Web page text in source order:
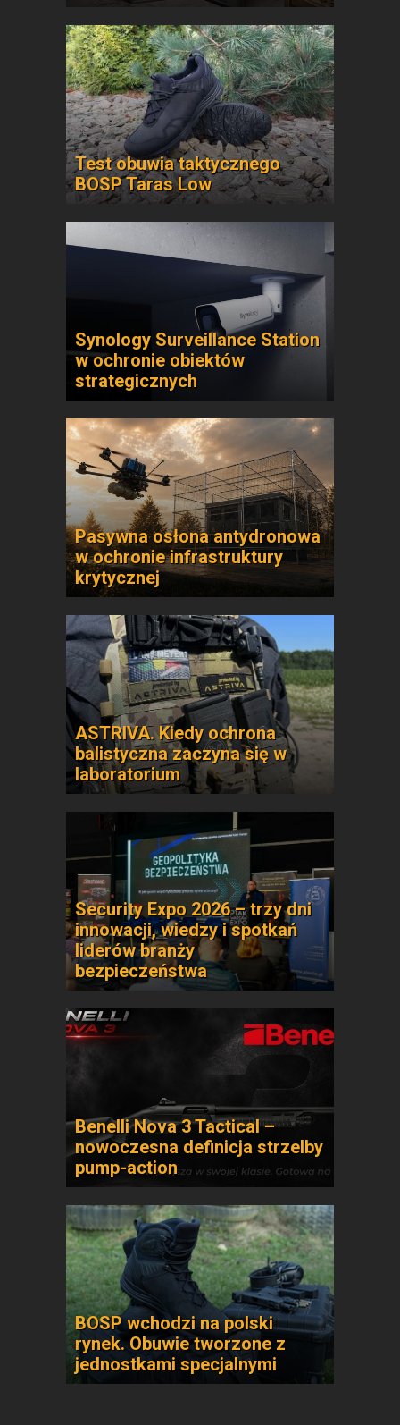
Test obuwia taktycznego
BOSP Taras Low
Synology Surveillance Station
w ochronie obiektów
strategicznych
Pasywna osłona antydronowa
w ochronie infrastruktury
krytycznej
ASTRIVA. Kiedy ochrona
balistyczna zaczyna się w
laboratorium
Security Expo 2026 – trzy dni
innowacji, wiedzy i spotkań
liderów branży
bezpieczeństwa
Benelli Nova 3 Tactical –
nowoczesna definicja strzelby
pump-action
BOSP wchodzi na polski
rynek. Obuwie tworzone z
jednostkami specjalnymi